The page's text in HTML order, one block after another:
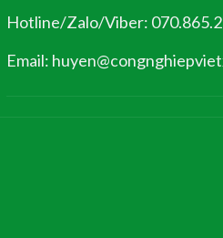
Hotline/Zalo/Viber:
Email: